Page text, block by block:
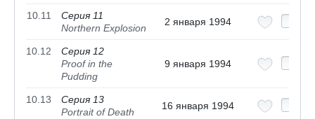
10.11
Серия 11
Northern Explosion
2 января 1994
10.12
Серия 12
Proof in the
Pudding
9 января 1994
10.13
Серия 13
Portrait of Death
16 января 1994